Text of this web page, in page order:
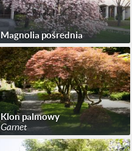
Magnolia pośrednia
Klon palmowy
Garnet